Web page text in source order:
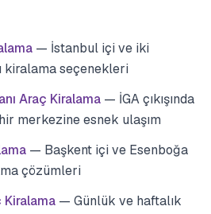
— İstanbul içi ve iki
kiralama seçenekleri
Araç Kiralama — İGA çıkışında
merkezine esnek ulaşım
— Başkent içi ve Esenboğa
çözümleri
Kiralama — Günlük ve haftalık